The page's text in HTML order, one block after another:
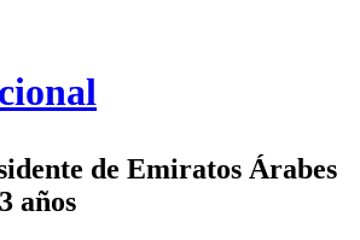
de Emiratos Árabes
años